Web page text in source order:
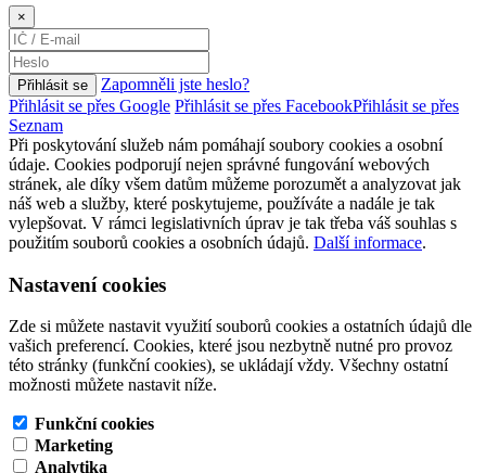
×
Přihlásit se
Zapomněli jste heslo?
Přihlásit se přes Google Přihlásit se přes FacebookPřihlásit se přes
Seznam
Při poskytování služeb nám pomáhají soubory cookies a osobní
údaje. Cookies podporují nejen správné fungování webových
stránek, ale díky všem datům můžeme porozumět a analyzovat jak
náš web a služby, které poskytujeme, používáte a nadále je tak
vylepšovat. V rámci legislativních úprav je tak třeba váš souhlas s
použitím souborů cookies a osobních údajů. Další informace.
Nastavení cookies
Zde si můžete nastavit využití souborů cookies a ostatních údajů dle
vašich preferencí. Cookies, které jsou nezbytně nutné pro provoz
této stránky (funkční cookies), se ukládají vždy. Všechny ostatní
možnosti můžete nastavit níže.
Funkční cookies
Marketing
Analytika